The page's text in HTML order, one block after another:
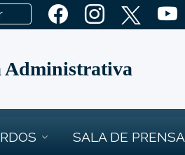
Administrativa
SALA DE PRENSA